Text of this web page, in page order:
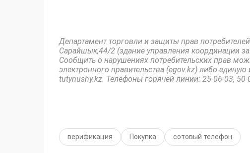
Департамент торговли и защиты прав
Сарайшык,44/2 (здание управления координации
Сообщить о нарушениях потребительских прав
электронного правительства (egov.kz) либо
tutynushy.kz. Телефоны горячей линии: 25-06-03, 50-
верификация Покупка сотовый телефон